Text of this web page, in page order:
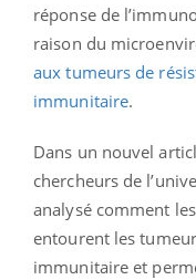
réponse de
raison du
aux tumeurs de
immunitaire.
Dans un nouvel
chercheurs de
analysé comment
entourent les
immunitaire et